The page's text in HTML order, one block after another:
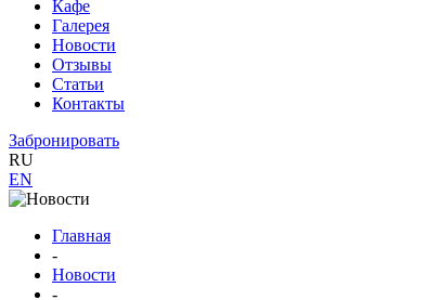
Кафе
Галерея
Новости
Отзывы
Статьи
Контакты
Забронировать
RU
EN
Главная
-
Новости
-